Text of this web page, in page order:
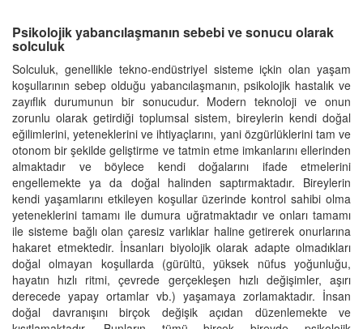
Psikolojik yabancılaşmanın sebebi ve sonucu olarak
solculuk
Solculuk, genellikle tekno-endüstriyel sisteme içkin olan yaşam
koşullarının sebep olduğu yabancılaşmanın, psikolojik hastalık ve
zayıflık durumunun bir sonucudur. Modern teknoloji ve onun
zorunlu olarak getirdiği toplumsal sistem, bireylerin kendi doğal
eğilimlerini, yeteneklerini ve ihtiyaçlarını, yani özgürlüklerini tam ve
otonom bir şekilde geliştirme ve tatmin etme imkanlarını ellerinden
almaktadır ve böylece kendi doğalarını ifade etmelerini
engellemekte ya da doğal halinden saptırmaktadır. Bireylerin
kendi yaşamlarını etkileyen koşullar üzerinde kontrol sahibi olma
yeteneklerini tamamı ile dumura uğratmaktadır ve onları tamamı
ile sisteme bağlı olan çaresiz varlıklar haline getirerek onurlarına
hakaret etmektedir. İnsanları biyolojik olarak adapte olmadıkları
doğal olmayan koşullarda (gürültü, yüksek nüfus yoğunluğu,
hayatın hızlı ritmi, çevrede gerçekleşen hızlı değişimler, aşırı
derecede yapay ortamlar vb.) yaşamaya zorlamaktadır. İnsan
doğal davranışını birçok değişik açıdan düzenlemekte ve